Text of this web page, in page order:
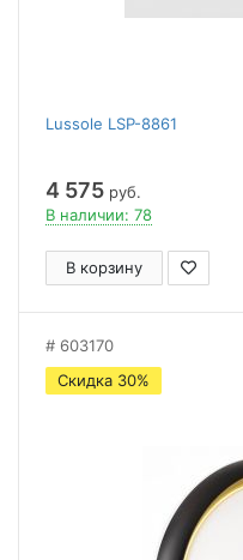
Lussole LSP-8861
4 575 руб.
В наличии: 78
В корзину
603170
Скидка 30%